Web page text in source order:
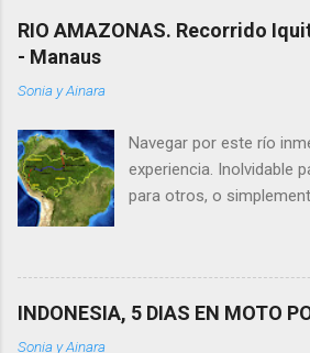
RIO AMAZONAS. Recorrido
- Manaus
Sonia y Ainara
Navegar por este río
experiencia. Inolvidable
para otros, o
Hicimos la ruta Iquitos
países (Perú, Colombia
en los ferries públicos,
INDONESIA, 5 DIAS EN MOTO
Sonia y Ainara